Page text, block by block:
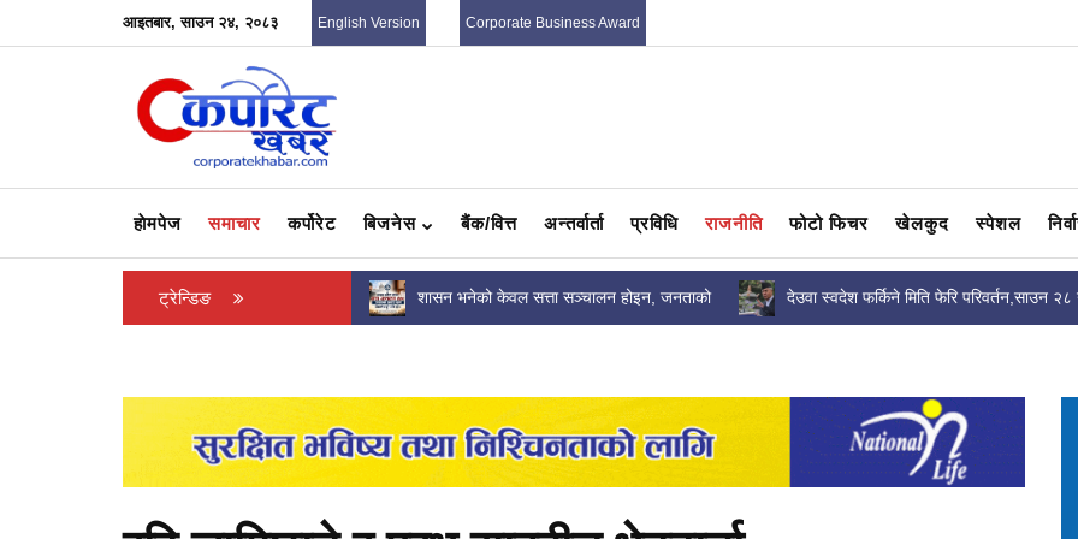
आइतबार, साउन २४, २०८३ English Version Corporate Business Award
हाेमपेज समाचार कर्पोरेट बिजनेस बैंक/वित्त अन्तर्वार्ता प्रविधि राजनीति फोटो फिचर खेलकुद स्पेशल
ट्रेन्डिङ
शासन भनेको केवल सत्ता सञ्चालन होइन, जनताको
देउवा स्वदेश फर्किने मिति फेरि परिवर्तन,साउन २८ गते
काठमाडौंमा ‘जमजम ब्रदर्स’ले थाले व्यवसाय